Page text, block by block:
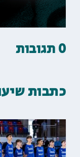
0 תגובות
כתבות